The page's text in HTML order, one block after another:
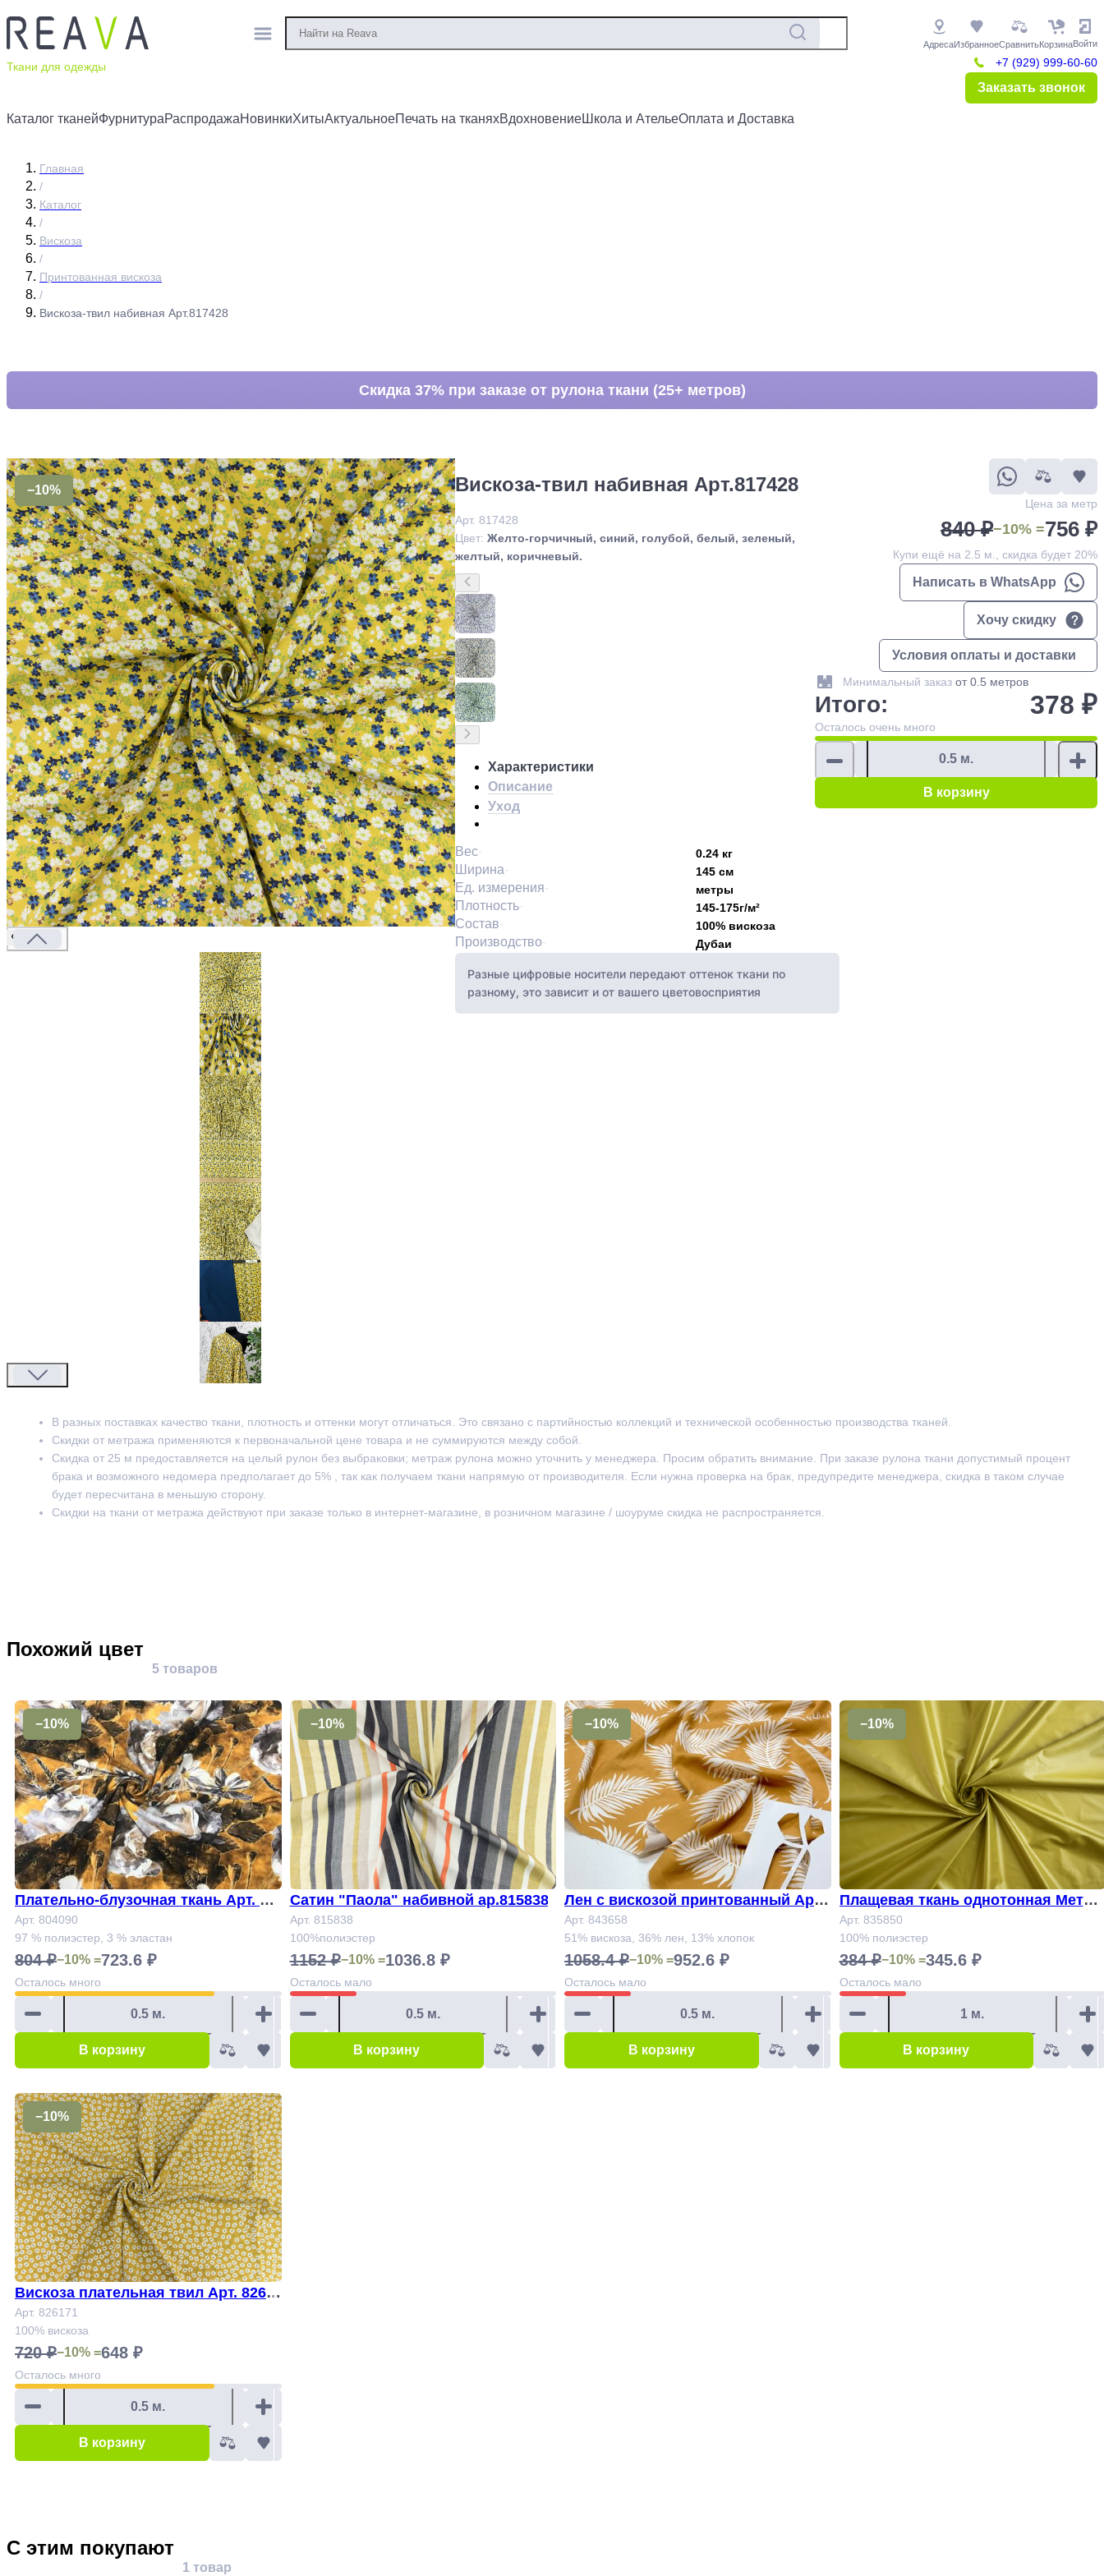
Ткани для одежды
АдресаИзбранноеСравнитьКорзинаВойти
+7 (929) 999-60-60
Заказать звонок
Каталог тканейФурнитураРаспродажаНовинкиХитыАктуальноеПечать на тканяхВдохновениеШкола и АтельеОплата и Доставка
Главная
/
Каталог
/
Вискоза
/
Принтованная вискоза
/
Вискоза-твил набивная Арт.817428
Скидка 37% при заказе от рулона ткани (25+ метров)
−10% Вискоза-твил набивная Арт.817428
Арт. 817428
Цвет: Желто-горчичный, синий, голубой, белый, зеленый,
желтый, коричневый.
Характеристики
Описание
Уход
Вес 0.24 кг
Ширина 145 см
Ед. измерения метры
Плотность 145-175г/м²
Состав 100% вискоза
Производство Дубаи
Разные цифровые носители передают оттенок ткани по
разному, это зависит и от вашего цветовосприятия
Цена за метр
840 ₽−10% =756 ₽
Купи ещё на 2.5 м., скидка будет 20%
Написать в WhatsApp
Хочу скидку
Условия оплаты и доставки
Минимальный заказот 0.5 метров
Итого: 378 ₽
Осталосьочень много
В корзину
В разных поставках качество ткани, плотность и оттенки могут отличаться. Это связано с партийностью коллекций и технической особенностью производства тканей.
Скидки от метража применяются к первоначальной цене товара и не суммируются между собой.
Скидка от 25 м предоставляется на целый рулон без выбраковки; метраж рулона можно уточнить у менеджера. Просим обратить внимание. При заказе рулона ткани допустимый процент
брака и возможного недомера предполагает до 5% , так как получаем ткани напрямую от производителя. Если нужна проверка на брак, предупредите менеджера, скидка в таком случае
будет пересчитана в меньшую сторону.
Скидки на ткани от метража действуют при заказе только в интернет-магазине, в розничном магазине / шоуруме скидка не распространяется.
Похожий цвет
5 товаров
−10%
Плательно-блузочная ткань Арт. 80
4090
Арт. 804090
97 % полиэстер, 3 % эластан
804 ₽−10% =723.6 ₽
Осталось много
В корзину
−10%
Сатин "Паола" набивной ар.815838
Арт. 815838
100%полиэстер
1152 ₽−10% =1036.8 ₽
Осталось мало
В корзину
−10%
Лен с вискозой принтованный Арт.
843658
Арт. 843658
51% вискоза, 36% лен, 13% хлопок
1058.4 ₽−10% =952.6 ₽
Осталось мало
В корзину
−10%
Плащевая ткань однотонная Метал
лик Арт. 835850
Арт. 835850
100% полиэстер
384 ₽−10% =345.6 ₽
Осталось мало
В корзину
−10%
Вискоза плательная твил Арт. 8261
71
Арт. 826171
100% вискоза
720 ₽−10% =648 ₽
Осталось много
В корзину
С этим покупают
1 товар